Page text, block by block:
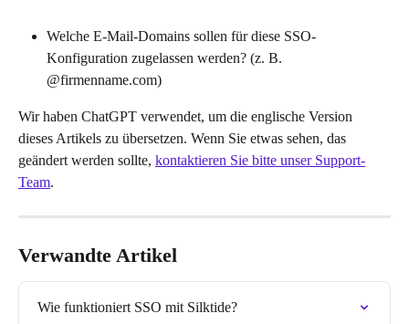
Welche E-Mail-Domains sollen für diese SSO-
Konfiguration zugelassen werden? (z. B.
@firmenname.com)
Wir haben ChatGPT verwendet, um die englische Version
dieses Artikels zu übersetzen. Wenn Sie etwas sehen, das
geändert werden sollte, kontaktieren Sie bitte unser Support-
Team.
Verwandte Artikel
Wie funktioniert SSO mit Silktide?